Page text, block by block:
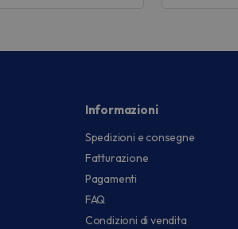
Informazioni
Spedizioni e consegne
Fatturazione
Pagamenti
FAQ
Condizioni di vendita